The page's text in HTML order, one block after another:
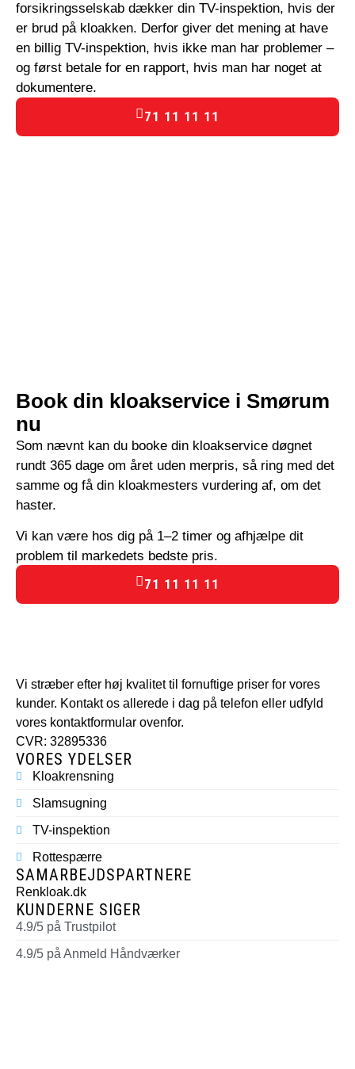
forsikringsselskab dækker din TV-inspektion, hvis der
er brud på kloakken. Derfor giver det mening at have
en billig TV-inspektion, hvis ikke man har problemer –
og først betale for en rapport, hvis man har noget at
dokumentere.
71 11 11 11
Book din kloakservice i Smørum
nu
Som nævnt kan du booke din kloakservice døgnet
rundt 365 dage om året uden merpris, så ring med det
samme og få din kloakmesters vurdering af, om det
haster.
Vi kan være hos dig på 1–2 timer og afhjælpe dit
problem til markedets bedste pris.
71 11 11 11
Vi stræber efter høj kvalitet til fornuftige priser for vores
kunder. Kontakt os allerede i dag på telefon eller udfyld
vores kontaktformular ovenfor.
CVR: 32895336
VORES YDELSER
Kloakrensning
Slamsugning
TV-inspektion
Rottespærre
SAMARBEJDSPARTNERE
Renkloak.dk
KUNDERNE SIGER
4.9/5 på Trustpilot
4.9/5 på Anmeld Håndværker